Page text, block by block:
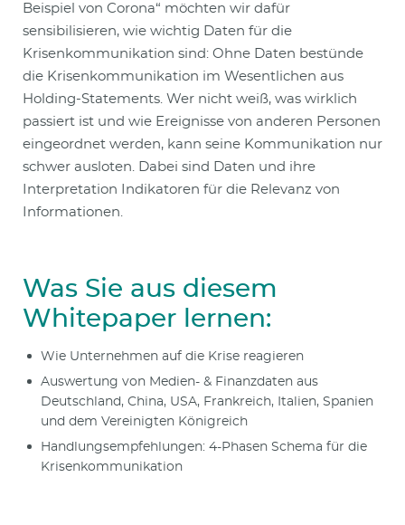
Beispiel von Corona“ möchten wir dafür
sensibilisieren, wie wichtig Daten für die
Krisenkommunikation sind: Ohne Daten bestünde
die Krisenkommunikation im Wesentlichen aus
Holding-Statements. Wer nicht weiß, was wirklich
passiert ist und wie Ereignisse von anderen Personen
eingeordnet werden, kann seine Kommunikation nur
schwer ausloten. Dabei sind Daten und ihre
Interpretation Indikatoren für die Relevanz von
Informationen.
Was Sie aus diesem
Whitepaper lernen:
Wie Unternehmen auf die Krise reagieren
Auswertung von Medien- & Finanzdaten aus
Deutschland, China, USA, Frankreich, Italien, Spanien
und dem Vereinigten Königreich
Handlungsempfehlungen: 4-Phasen Schema für die
Krisenkommunikation